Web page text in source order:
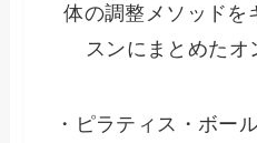
体の調整メソッドを
スンにまとめた
・ピラティス・ボー